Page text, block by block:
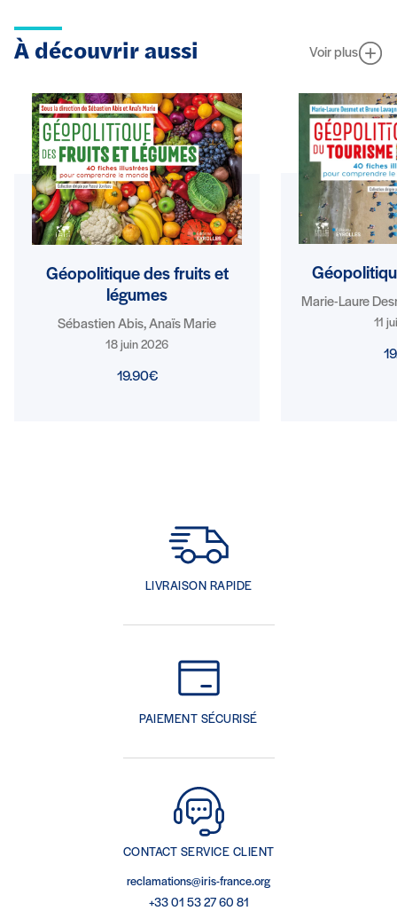
À découvrir aussi Voir plus
Géopolitique des fruits et
légumes
Sébastien Abis, Anaïs Marie
18 juin 2026
19.90€
Marie-Laure
11
LIVRAISON RAPIDE
PAIEMENT SÉCURISÉ
CONTACT SERVICE CLIENT
reclamations@iris-france.org
+33 01 53 27 60 81